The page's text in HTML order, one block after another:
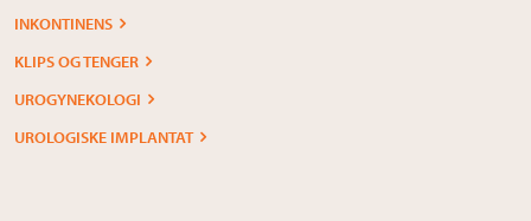
INKONTINENS
KLIPS OG TENGER
UROGYNEKOLOGI
UROLOGISKE IMPLANTAT